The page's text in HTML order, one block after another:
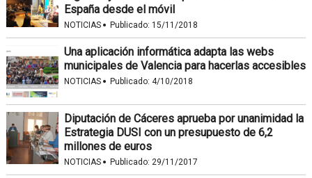
España desde el móvil
NOTICIAS · Publicado: 15/11/2018
Una aplicación informática adapta las webs
municipales de Valencia para hacerlas accesibles
NOTICIAS · Publicado: 4/10/2018
Diputación de Cáceres aprueba por unanimidad la
Estrategia DUSI con un presupuesto de 6,2
millones de euros
NOTICIAS · Publicado: 29/11/2017